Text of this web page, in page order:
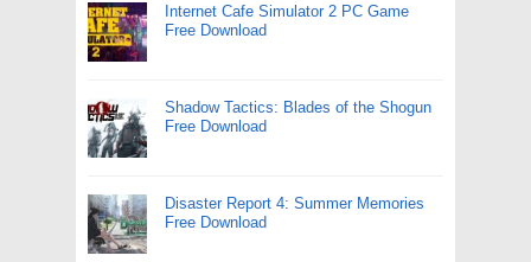
Internet Cafe Simulator 2 PC Game
Free Download
Shadow Tactics: Blades of the Shogun
Free Download
Disaster Report 4: Summer Memories
Free Download